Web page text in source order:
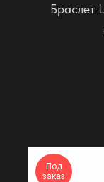
Браслет
Под
заказ